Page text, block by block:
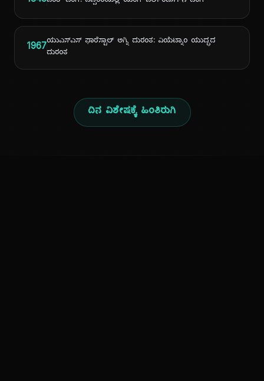
1967ಯುಎಸ್ಎಸ್ ಫಾರೆಸ್ಟಾಲ್ ಅಗ್ನಿ ದುರಂತ: ವಿಯೆಟ್ನಾಂ ಯುದ್ಧದ
ದುರಂತ
ದಿನ ವಿಶೇಷಕ್ಕೆ ಹಿಂತಿರುಗಿ